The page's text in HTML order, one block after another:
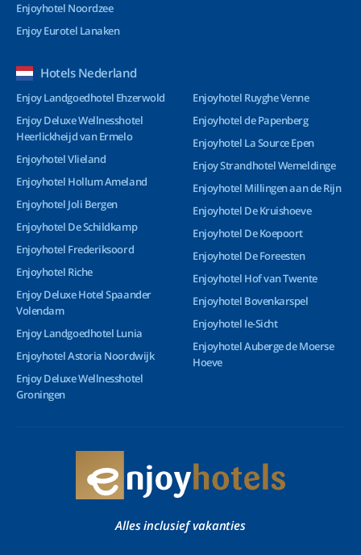
Enjoyhotel Noordzee
Enjoy Eurotel Lanaken
Hotels Nederland
Enjoy Landgoedhotel Ehzerwold
Enjoy Deluxe Wellnesshotel
Heerlickheijd van Ermelo
Enjoyhotel Vlieland
Enjoyhotel Hollum Ameland
Enjoyhotel Joli Bergen
Enjoyhotel De Schildkamp
Enjoyhotel Frederiksoord
Enjoyhotel Riche
Enjoy Deluxe Hotel Spaander
Volendam
Enjoy Landgoedhotel Lunia
Enjoyhotel Astoria Noordwijk
Enjoy Deluxe Wellnesshotel
Groningen
Enjoyhotel Ruyghe Venne
Enjoyhotel de Papenberg
Enjoyhotel La Source Epen
Enjoy Strandhotel Wemeldinge
Enjoyhotel Millingen aan de Rijn
Enjoyhotel De Kruishoeve
Enjoyhotel De Koepoort
Enjoyhotel De Foreesten
Enjoyhotel Hof van Twente
Enjoyhotel Bovenkarspel
Enjoyhotel Ie-Sicht
Enjoyhotel Auberge de Moerse
Hoeve
Alles inclusief vakanties